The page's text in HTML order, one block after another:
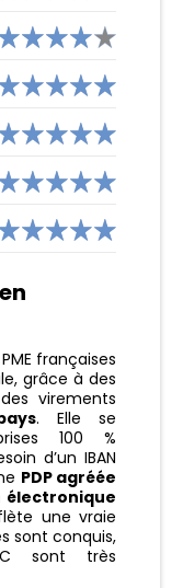
françaises
grâce à des
virements
. Elle se
100 %
d’un IBAN
PDP agréée
une vraie
sont conquis,
sont très